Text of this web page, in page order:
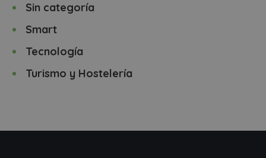
Sin categoría
Smart
Tecnología
Turismo y Hostelería